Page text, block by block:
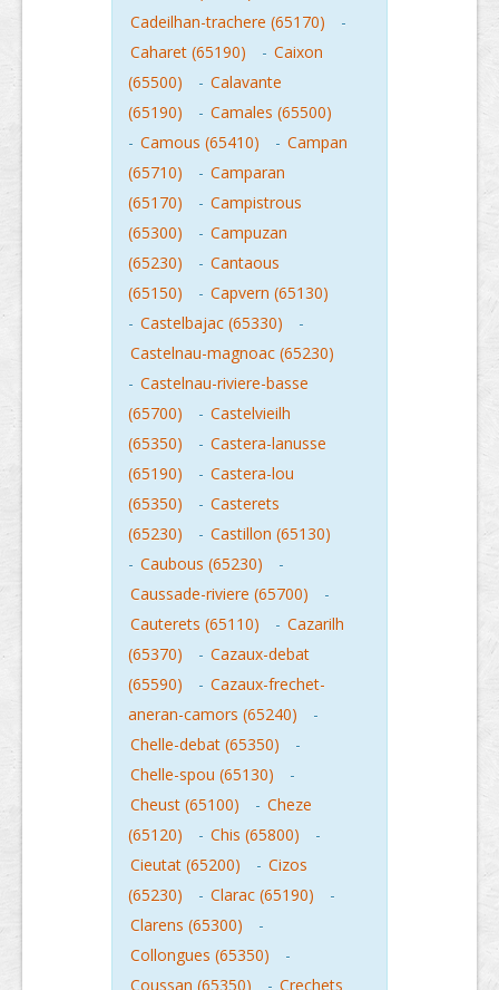
Cadeilhan-trachere (65170)
-
Caharet (65190)
- Caixon
(65500)
- Calavante
(65190)
- Camales (65500)
- Camous (65410) - Campan
(65710)
- Camparan
(65170)
- Campistrous
(65300)
- Campuzan
(65230)
- Cantaous
(65150)
- Capvern (65130)
- Castelbajac (65330)
-
Castelnau-magnoac (65230)
- Castelnau-riviere-basse
(65700)
- Castelvieilh
(65350)
- Castera-lanusse
(65190)
- Castera-lou
(65350)
- Casterets
(65230)
- Castillon (65130)
- Caubous (65230)
-
Caussade-riviere (65700)
-
Cauterets (65110)
- Cazarilh
(65370)
- Cazaux-debat
(65590)
- Cazaux-frechet-
aneran-camors (65240)
-
Chelle-debat (65350)
-
Chelle-spou (65130)
-
Cheust (65100)
- Cheze
(65120)
- Chis (65800)
-
Cieutat (65200)
- Cizos
(65230)
- Clarac (65190)
-
Clarens (65300)
-
Collongues (65350)
-
Coussan (65350)
- Crechets